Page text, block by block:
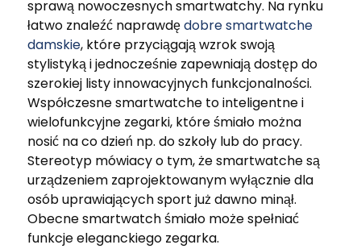
sprawą nowoczesnych smartwatchy. Na rynku
łatwo znaleźć naprawdędobre smartwatche
damskie, które przyciągają wzrok swoją
stylistyką i jednocześnie zapewniają dostęp do
szerokiej listy innowacyjnych funkcjonalności.
Współczesne smartwatche to inteligentne i
wielofunkcyjne zegarki, które śmiało można
nosić na co dzień np. do szkoły lub do pracy.
Stereotyp mówiacy o tym, że smartwatche są
urządzeniem zaprojektowanym wyłącznie dla
osób uprawiających sport już dawno minął.
Obecne smartwatch śmiało może spełniać
funkcje eleganckiego zegarka.